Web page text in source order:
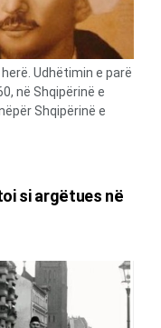
Udhëtimin e parë
në Shqipërinë e
Shqipërinë e
të rëndësishme
për historinë,
e politike për
NË KËTË VEPËR
të hapur dhe
distanca e një
nga banditët,
të gjitha shtëpitë
si argëtues në